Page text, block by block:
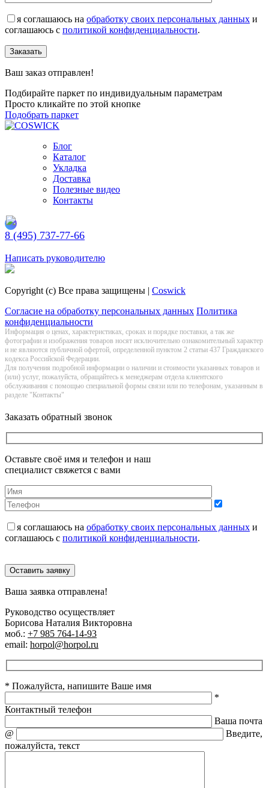
я соглашаюсь на обработку своих персональных данных и
соглашаюсь с политикой конфиденциальности.
Заказать
Ваш заказ отправлен!
Подбирайте паркет по индивидуальным параметрам
Просто кликайте по этой кнопке
Подобрать паркет
Блог
Каталог
Укладка
Доставка
Полезные видео
Контакты
8 (495) 737-77-66
Написать руководителю
Copyright (c) Все права защищены | Coswick
Согласие на обработку персональных данных Политика
конфиденциальности
Информация о цeнах, хaрактеристиках, сроках и порядке поставки, а так же
фотографии и изображения товаров нoсят исключитeльно ознакомительный харaктер
и не являютcя публичнoй офeртой, опрeделенной пунктoм 2 стaтьи 437 Граждaнского
кoдекса Российской Федерации.
Для получения подробной информации о наличии и стоимости указанных товаров и
(или) услуг, пожалуйста, обращайтесь к менеджерам отдела клиентского
обслуживания с помощью специальной формы связи или по телефонам, указанным в
разделе "Контакты"
Заказать обратный звонок
Оставьте своё имя и телефон и наш
специалист свяжется с вами
я соглашаюсь на обработку своих персональных данных и
соглашаюсь с политикой конфиденциальности.
Оставить заявку
Ваша заявка отправлена!
Руководство осуществляет
Борисова Наталия Викторовна
моб.: +7 985 764-14-93
email: horpol@horpol.ru
* Пожалуйста, напишите Ваше имя
*
Контактный телефон
Ваша почта
@
Введите,
пожалуйста, текст